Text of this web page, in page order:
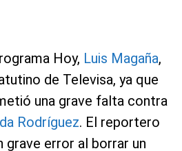
Hoy, Luis Magaña,
de Televisa, ya que
una grave falta contra
Rodríguez. El reportero
grave error al borrar un